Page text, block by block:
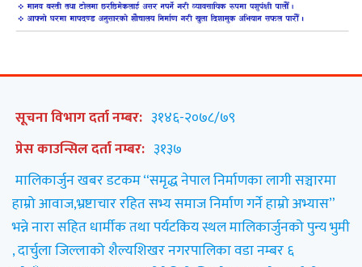
सूचना विभाग दर्ता नम्बर: ३१४६-२०७८/७९
प्रेस काउन्सिल दर्ता नम्बर: ३१३७
मालिकार्जुन खबर डटकम “समृद्ध नेपाल निर्माणका लागी सञ्चारमा
हाम्रो आवाज,भ्रष्टाचार रहित सभ्य समाज निर्माण गर्ने हाम्रो अभ्यास”
भन्ने नारा सहित धार्मीक तथा पर्यटकिय स्थल मालिकार्जुनको पुन्य भुमी
, दार्चुला जिल्लाको शैल्यशिखर नगरपालिका वडा नम्बर ६